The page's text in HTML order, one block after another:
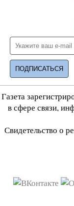
Газета
в сфере связи,
Свидетельство о